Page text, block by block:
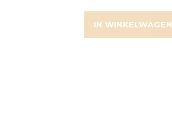
IN WINKELWAGEN